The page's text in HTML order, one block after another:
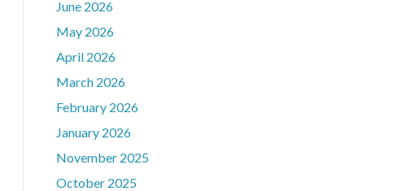
June 2026
May 2026
April 2026
March 2026
February 2026
January 2026
November 2025
October 2025